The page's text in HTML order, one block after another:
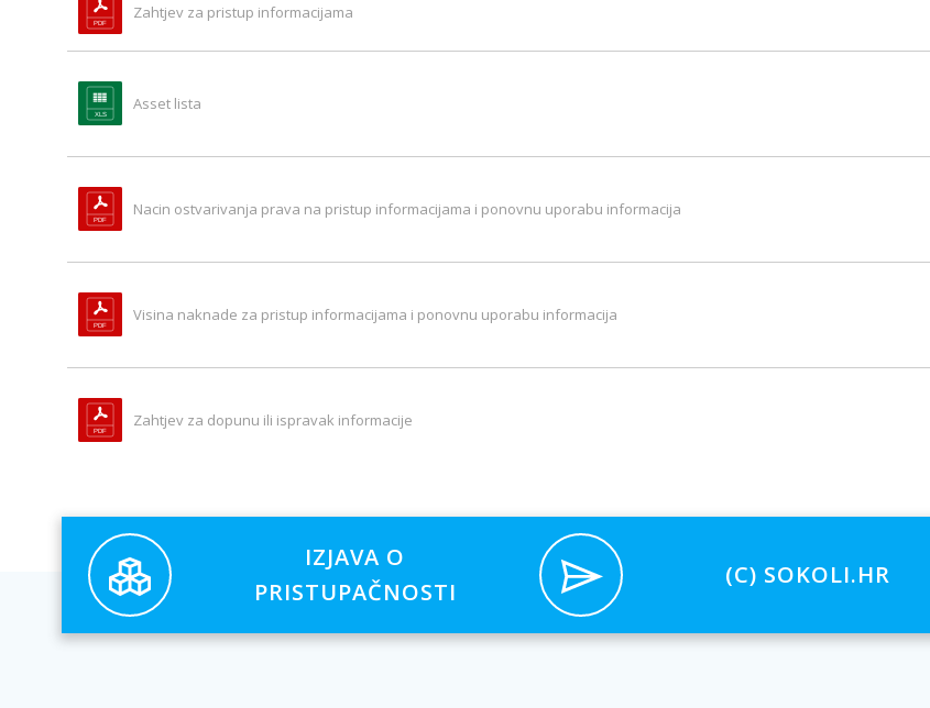
Zahtjev za pristup informacijama
Asset lista
Nacin ostvarivanja prava na pristup informacijama i ponovnu uporabu informacija
Visina naknade za pristup informacijama i ponovnu uporabu informacija
Zahtjev za dopunu ili ispravak informacije
IZJAVA O
PRISTUPAČNOSTI
(C) SOKOLI.HR